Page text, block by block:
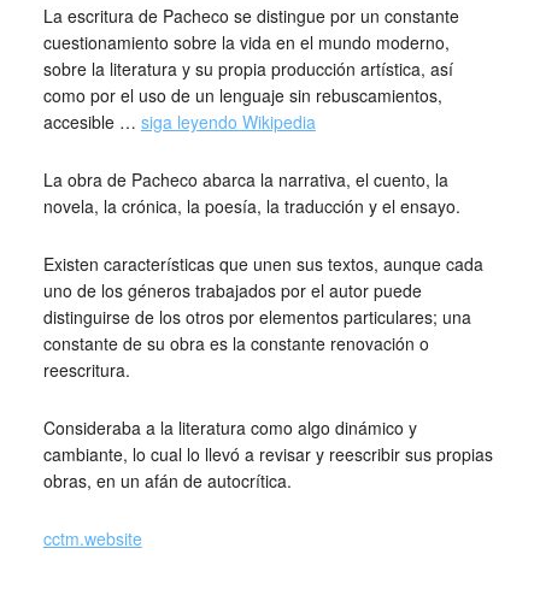
La escritura de Pacheco se distingue por un constante
cuestionamiento sobre la vida en el mundo moderno,
sobre la literatura y su propia producción artística,​ así
como por el uso de un lenguaje sin rebuscamientos,
accesible … siga leyendo Wikipedia
La obra de Pacheco abarca la narrativa, el cuento, la
novela, la crónica, la poesía, la traducción y el ensayo.
Existen características que unen sus textos, aunque cada
uno de los géneros trabajados por el autor puede
distinguirse de los otros por elementos particulares; una
constante de su obra es la constante renovación o
reescritura.
Consideraba a la literatura como algo dinámico y
cambiante, lo cual lo llevó a revisar y reescribir sus propias
obras, en un afán de autocrítica.
cctm.website